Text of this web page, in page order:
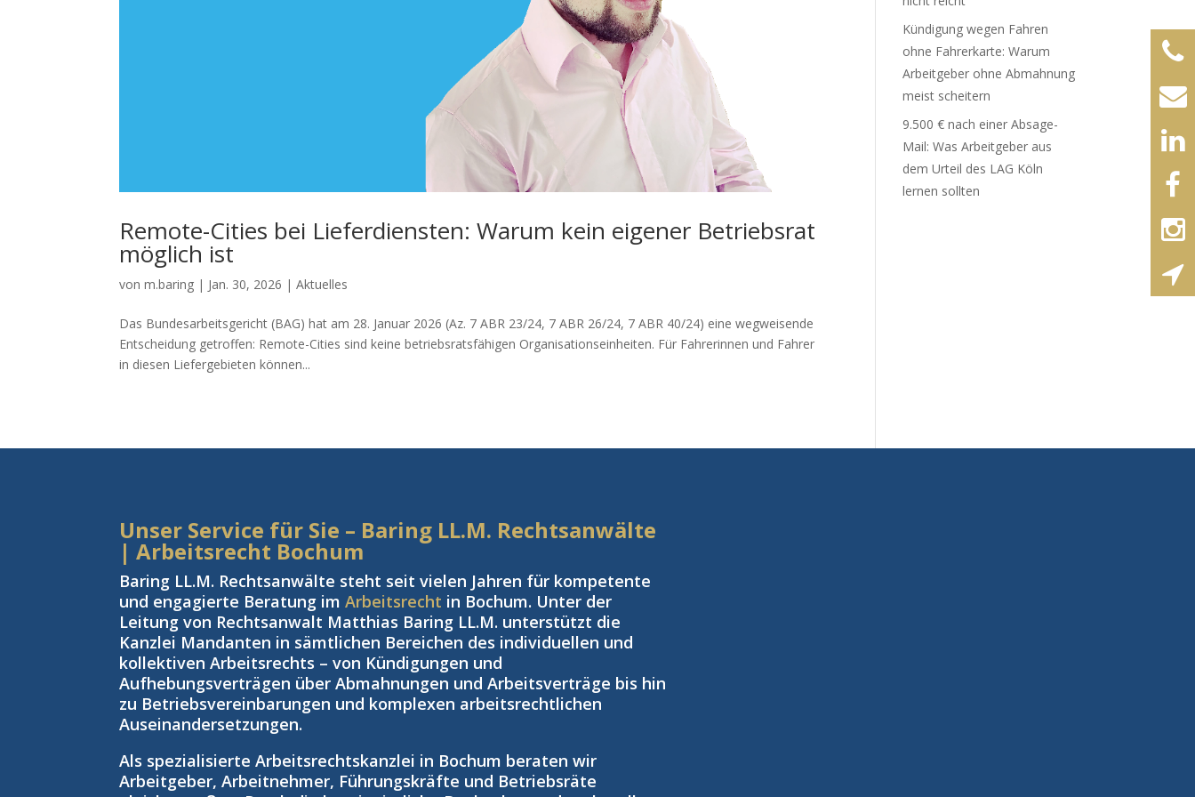
Remote-Cities bei Lieferdiensten: Warum kein eigener Betriebsrat
möglich ist
vonm.baring | Jan. 30, 2026 |Aktuelles
Das Bundesarbeitsgericht (BAG) hat am 28. Januar 2026 (Az. 7 ABR 23/24, 7 ABR 26/24, 7 ABR 40/24) eine wegweisende
Entscheidung getroffen: Remote-Cities sind keine betriebsratsfähigen Organisationseinheiten. Für Fahrerinnen und Fahrer
in diesen Liefergebieten können...
Kündigung wegen Fahren
ohne Fahrerkarte: Warum
Arbeitgeber ohne Abmahnung
meist scheitern
9.500 € nach einer Absage-
Mail: Was Arbeitgeber aus
dem Urteil des LAG Köln
lernen sollten
Unser Service für Sie – Baring LL.M. Rechtsanwälte
| Arbeitsrecht Bochum
Baring LL.M. Rechtsanwälte steht seit vielen Jahren für kompetente
und engagierte Beratung imArbeitsrecht in Bochum. Unter der
Leitung von Rechtsanwalt Matthias Baring LL.M. unterstützt die
Kanzlei Mandanten in sämtlichen Bereichen des individuellen und
kollektiven Arbeitsrechts – von Kündigungen und
Aufhebungsverträgen über Abmahnungen und Arbeitsverträge bis hin
zu Betriebsvereinbarungen und komplexen arbeitsrechtlichen
Auseinandersetzungen.
Als spezialisierte Arbeitsrechtskanzlei in Bochum beraten wir
Arbeitgeber, Arbeitnehmer, Führungskräfte und Betriebsräte